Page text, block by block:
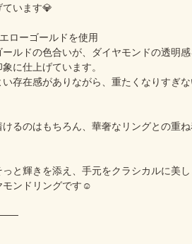
います💎
ローゴールドを使用
ルドの色合いが、ダイヤモンドの透明
に仕上げています。
い存在感がありながら、重たくなりすぎ
るのはもちろん、華奢なリングとの重
っと輝きを添え、手元をクラシカルに美
モンドリングです☺️